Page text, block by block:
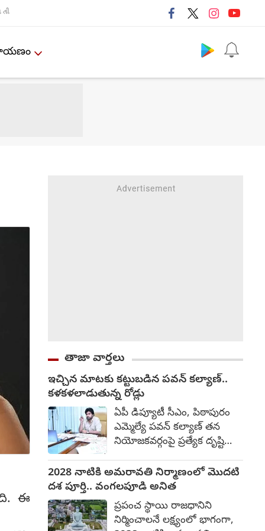
ఈ
తాజా వార్తలు
ఇచ్చిన మాటకు కట్టుబడిన పవన్ కల్యాణ్..
కళకళలాడుతున్న రోడ్లు
ఏపీ డిప్యూటీ సీఎం, పిఠాపురం
ఎమ్మెల్యే ప‌వ‌న్ క‌ల్యాణ్‌ తన
నియోజకవర్గంపై ప్రత్యేక దృష్టి
కట్టుబడి, పల్లె నుంచి పట్టణం
వరకు రోడ్ల నిర్మాణానికి అధిక
ప్రాధాన్యత ఇస్తున్నారు. ఇందులో
భాగంగా ఏకంగా రూ.200 కోట్ల
అంచనా వ్యయంతో రహదారుల
2028 నాటికి అమరావతి నిర్మాణంలో మొదటి
దశ పూర్తి.. వంగలపూడి అనిత
ప్రపంచ స్థాయి రాజధానిని
నిర్మించాలనే లక్ష్యంలో భాగంగా,